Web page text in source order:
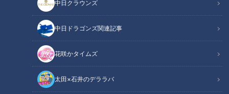
中日クラウンズ
中日ドラゴンズ関連記事
花咲かタイムズ
太田×石井のデララバ